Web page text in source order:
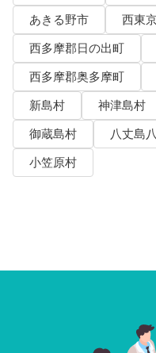
あきる野市
西東
西多摩郡日の出町
西多摩郡奥多摩町
新島村
神津島村
御蔵島村
八丈島
小笠原村